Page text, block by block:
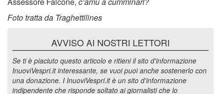
Foto tratta da Traghettilines
AVVISO AI NOSTRI LETTORI
Se ti è piaciuto questo articolo e ritieni il sito d'informazione
InuoviVespri.it interessante, se vuoi puoi anche sostenerlo con
una donazione. I InuoviVespri.it è un sito d'informazione
indipendente che risponde soltato ai giornalisti che lo